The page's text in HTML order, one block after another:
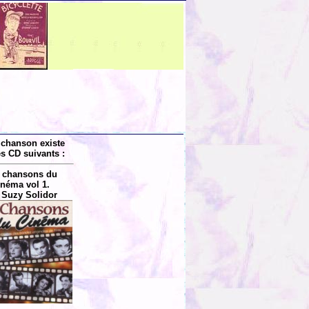
existe
CD suivants :
chansons du
vol 1.
Suzy Solidor